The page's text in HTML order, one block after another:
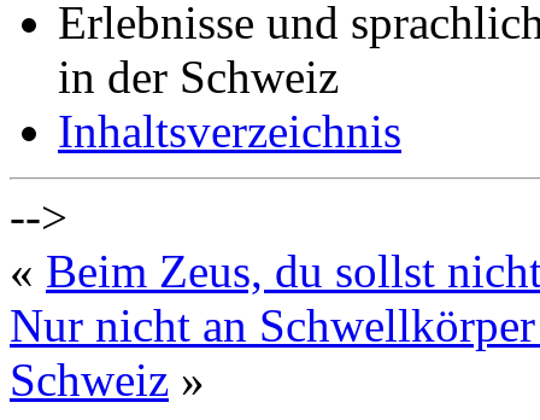
Erlebnisse und
in der Schweiz
Inhaltsverzeichnis
-->
« Beim Zeus, du sollst
Nur nicht an
Schweiz »